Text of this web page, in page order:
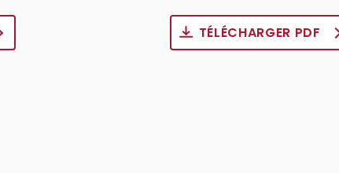
TÉLÉCHARGER PDF